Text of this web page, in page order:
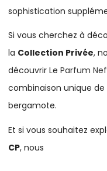
sophistication
Si vous cherchez à
la Collection Privée,
découvrir LeParfum
combinaison unique
bergamote.
Et si vous souhaitez
CP, nous